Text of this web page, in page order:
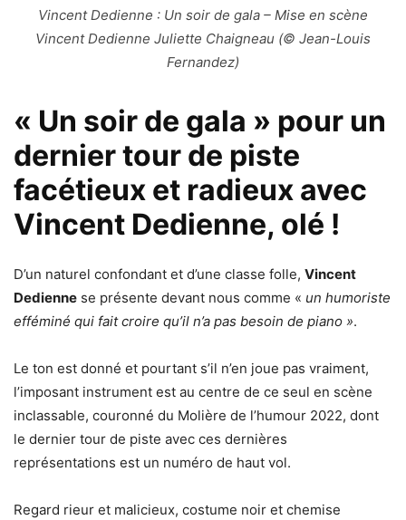
Vincent Dedienne : Un soir de gala – Mise en scène
Vincent Dedienne Juliette Chaigneau (© Jean-Louis
Fernandez)
« Un soir de gala » pour un
dernier tour de piste
facétieux et radieux avec
Vincent Dedienne, olé !
D’un naturel confondant et d’une classe folle, Vincent
Dedienne se présente devant nous comme « un humoriste
efféminé qui fait croire qu’il n’a pas besoin de piano ».
Le ton est donné et pourtant s’il n’en joue pas vraiment,
l’imposant instrument est au centre de ce seul en scène
inclassable, couronné du Molière de l’humour 2022, dont
le dernier tour de piste avec ces dernières
représentations est un numéro de haut vol.
Regard rieur et malicieux, costume noir et chemise